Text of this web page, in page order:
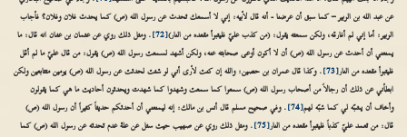
عن عبد الله بن الزبير – كما سبق أن عرضنا - أنه قال لأبيه: إني لا أسمعك تحدث عن رسول الله (ص) كما يحدث فلان وفلان؟ فأجاب
الزبير: أما إني لم أفارقه، ولكن سمعته يقول: (من كذب عليّ فليتبوأ مقعده من النار)[72]
. ومثل ذلك روي عن عثمان بن عفان انه قال: ما
يمنعني أن أحدث عن رسول الله (ص) أن لا أكون أوعى صحابته عنه، ولكن أشهد لسمعت رسول الله (ص) يقول: من قال عليّ ما لم أقل
فليتبوأ مقعده من النار[73]
. وكذا قال عمران بن حصين: والله إن كنت لأرى أني لو شئت لحدثت عن رسول الله (ص) يومين متتابعين ولكن
ابطأني عن ذلك أن رجالاً من أصحاب رسول الله (ص) سمعوا كما سمعت وشهدوا كما شهدت ويحدثون أحاديث ما هي كما يقولون
وأخاف أن يشبّه لي كما شبّه لهم[74]
. وفي صحيح مسلم قال أنس بن مالك: إنه ليمنعني أن أحدثكم حديثاً كثيراً أن رسول الله (ص)
قال: من تعمد عليّ كذباً فليتبوأ مقعده من النار[75]
. ومثل ذلك روي عن صهيب حيث سئل عن علة عدم تحدثه عن رسول الله (ص) كما